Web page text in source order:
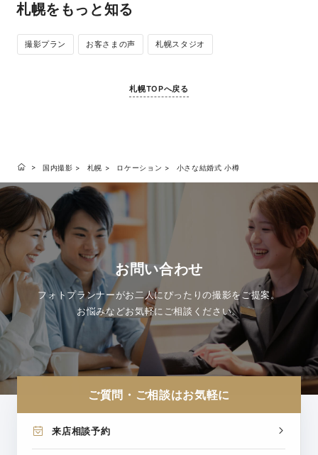
札幌をもっと知る
撮影プラン お客さまの声 札幌スタジオ
札幌TOPへ戻る
国内撮影 札幌 ロケーション 小さな結婚式 小樽
お問い合わせ
フォトプランナーがお二人にぴったりの撮影をご提案。
お悩みなどお気軽にご相談ください。
ご質問・ご相談はお気軽に
来店相談予約